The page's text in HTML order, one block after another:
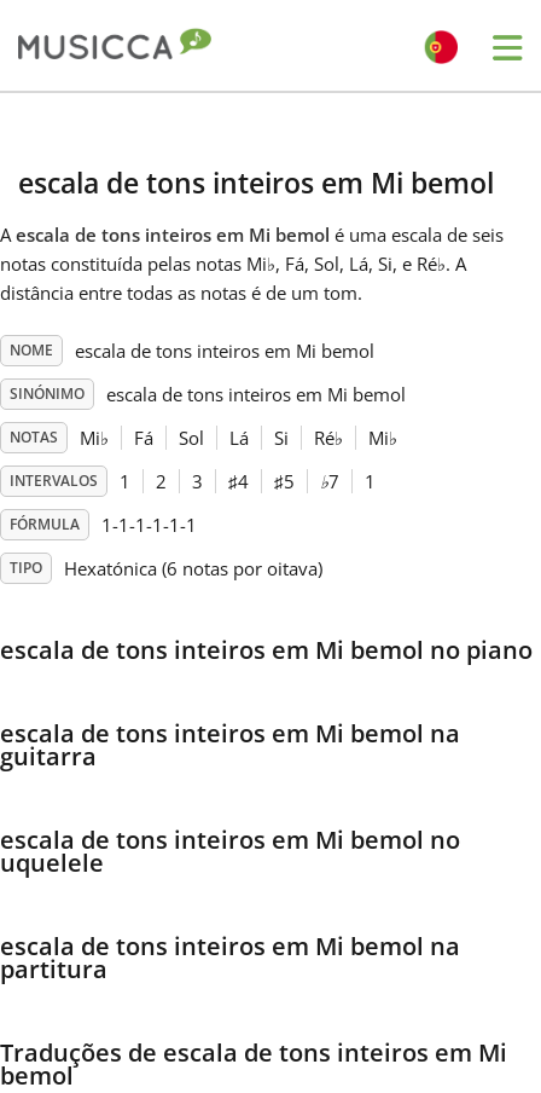
Deutsch
English
Español
हिन्दी
Polski
Português
escala de tons inteiros em Mi bemol
Aescala de tons inteiros em Mi bemol é uma escala de seis
notas constituída pelas notas Mi♭, Fá, Sol, Lá, Si, e Ré♭. A
distância entre todas as notas é de um tom.
NOME escala de tons inteiros em Mi bemol
SINÓNIMO escala de tons inteiros em Mi bemol
NOTAS Mi♭ Fá Sol Lá Si Ré♭ Mi♭
INTERVALOS 1 2 3 ♯4 ♯5 ♭7 1
FÓRMULA 1-1-1-1-1-1
TIPO Hexatónica (6 notas por oitava)
escala de tons inteiros em Mi bemol no piano
escala de tons inteiros em Mi bemol na
guitarra
escala de tons inteiros em Mi bemol no
uquelele
escala de tons inteiros em Mi bemol na
partitura
Traduções de escala de tons inteiros em Mi
bemol